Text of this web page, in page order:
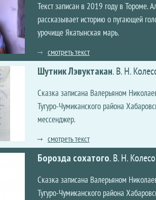
Текст записан в 2019 году в
рассказывает историю о пугающей
урочище Якатынская марь.
смотреть текст
Шутник Лэвуктакан.В. Н.
Сказка записана Валерьяном
Тугуро-Чумиканского района
мессенджер.
смотреть текст
Борозда сохатого.В. Н.
Сказка записана Валерьяном
Тугуро-Чумиканского района